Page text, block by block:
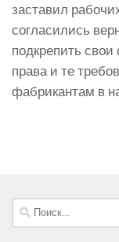
заставил
согласились
подкрепить
права и те
фабрикантам в
Найти: